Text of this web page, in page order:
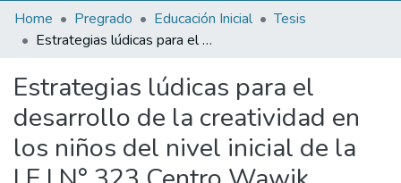
Communities & Collections
All of DSpace
Statistics
Home Pregrado Educación Inicial
Tesis
Estrategias lúdicas para el desarrollo de la creatividad en los niños del nivel inicial de la I.E.I N° 323 Centro Wawik, Amazonas 2023.
Estrategias lúdicas para el
desarrollo de la creatividad en
los niños del nivel inicial de la